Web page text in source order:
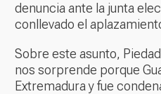
denuncia ante la junta
conllevado el
Sobre este asunto,
nos sorprende porque
Extremadura y fue